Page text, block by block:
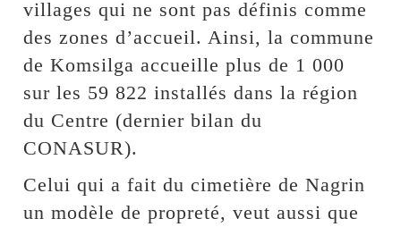
villages qui ne sont pas définis comme
des zones d’accueil. Ainsi, la commune
de Komsilga accueille plus de 1 000
sur les 59 822 installés dans la région
du Centre (dernier bilan du
CONASUR).
Celui qui a fait du cimetière de Nagrin
un modèle de propreté, veut aussi que